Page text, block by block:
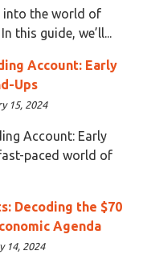
into the world of
this guide, we’ll...
Account: Early
Ups
15, 2024
Account: Early
paced world of
Decoding the $70
Agenda
14, 2024